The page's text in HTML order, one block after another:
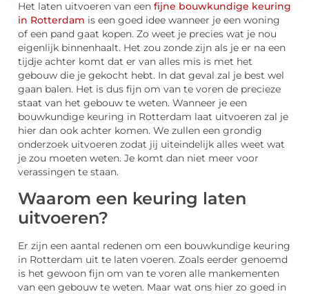
Het laten uitvoeren van een fijne bouwkundige keuring
in Rotterdam is een goed idee wanneer je een woning
of een pand gaat kopen. Zo weet je precies wat je nou
eigenlijk binnenhaalt. Het zou zonde zijn als je er na een
tijdje achter komt dat er van alles mis is met het
gebouw die je gekocht hebt. In dat geval zal je best wel
gaan balen. Het is dus fijn om van te voren de precieze
staat van het gebouw te weten. Wanneer je een
bouwkundige keuring in Rotterdam laat uitvoeren zal je
hier dan ook achter komen. We zullen een grondig
onderzoek uitvoeren zodat jij uiteindelijk alles weet wat
je zou moeten weten. Je komt dan niet meer voor
verassingen te staan.
Waarom een keuring laten
uitvoeren?
Er zijn een aantal redenen om een bouwkundige keuring
in Rotterdam uit te laten voeren. Zoals eerder genoemd
is het gewoon fijn om van te voren alle mankementen
van een gebouw te weten. Maar wat ons hier zo goed in